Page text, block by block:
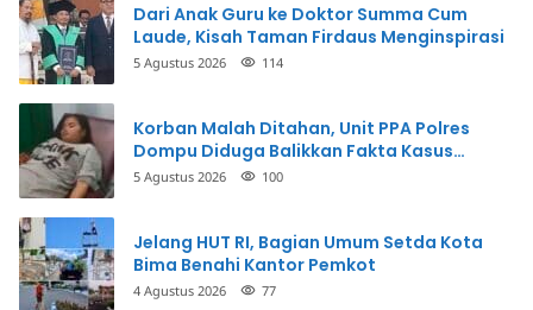
Dari Anak Guru ke Doktor Summa Cum
Laude, Kisah Taman Firdaus Menginspirasi
5 Agustus 2026 114
Korban Malah Ditahan, Unit PPA Polres
Dompu Diduga Balikkan Fakta Kasus
Penganiayaan
5 Agustus 2026 100
Jelang HUT RI, Bagian Umum Setda Kota
Bima Benahi Kantor Pemkot
4 Agustus 2026 77